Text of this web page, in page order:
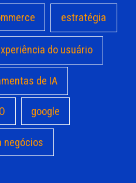
estratégia
do usuário
de IA
google
negócios